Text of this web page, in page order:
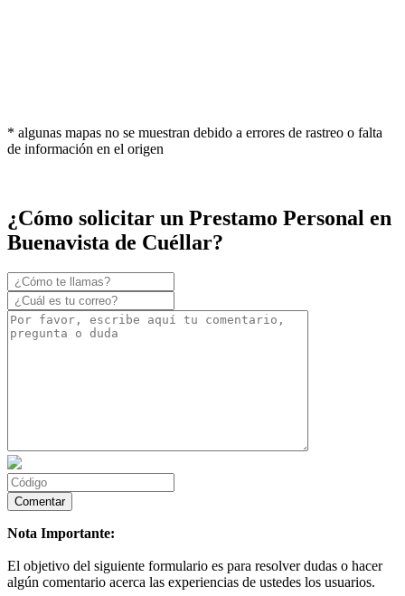
* algunas mapas no se muestran debido a errores de rastreo o falta
de información en el origen
¿Cómo solicitar un Prestamo Personal en
Buenavista de Cuéllar?
Nota Importante:
El objetivo del siguiente formulario es para resolver dudas o hacer
algún comentario acerca las experiencias de ustedes los usuarios.